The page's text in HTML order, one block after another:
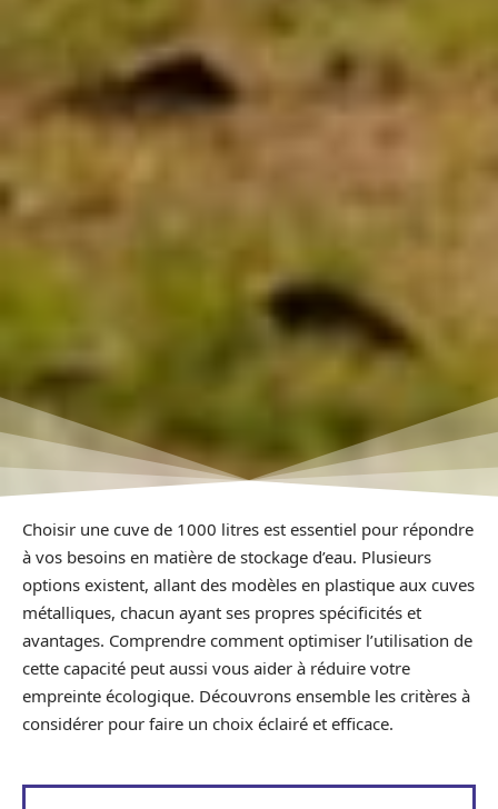
Choisir une cuve de 1000 litres est essentiel pour répondre
à vos besoins en matière de stockage d’eau. Plusieurs
options existent, allant des modèles en plastique aux cuves
métalliques, chacun ayant ses propres spécificités et
avantages. Comprendre comment optimiser l’utilisation de
cette capacité peut aussi vous aider à réduire votre
empreinte écologique. Découvrons ensemble les critères à
considérer pour faire un choix éclairé et efficace.